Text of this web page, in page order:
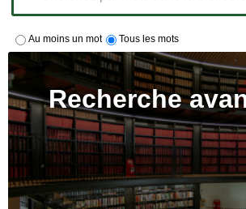
Au moins un mot Tous les mots
Recherche